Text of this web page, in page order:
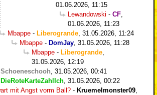
01.06.2026, 11:15
Lewandowski - CF
01.06.2026, 11:23
Mbappe - Liberogrande 31.05.2026, 11:24
Mbappe - DomJay 31.05.2026, 11:28
Mbappe - Liberogrande
31.05.2026, 12:19
Schoeneschooh 31.05.2026, 00:41
DieRoteKarteZahlIch 31.05.2026, 00:22
mit Angst vorm Ball? - Kruemelmonster09